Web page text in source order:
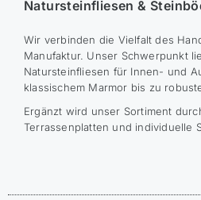
Natursteinfliesen &
Wir verbinden die Vielfalt des
Manufaktur. Unser Schwerpunkt
Natursteinfliesen für Innen- und
klassischem Marmor bis zu
Ergänzt wird unser Sortiment
Terrassenplatten und individuelle